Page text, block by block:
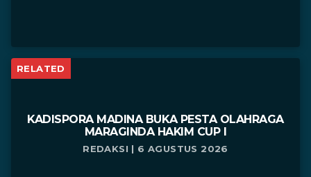
RELATED
KADISPORA MADINA BUKA PESTA OLAHRAGA
MARAGINDA HAKIM CUP I
REDAKSI | 6 AGUSTUS 2026